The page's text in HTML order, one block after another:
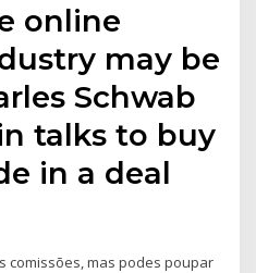
online
may be
Schwab
talks to buy
in a deal
comissões, mas podes poupar